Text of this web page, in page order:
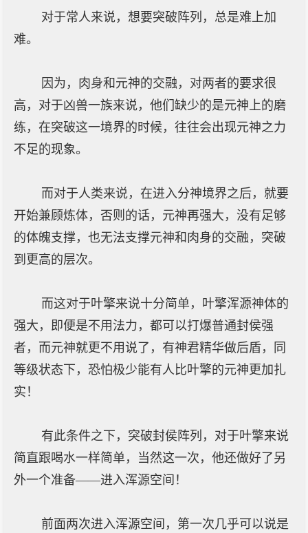
对于常人来说，想要突破阵列，总是难上加
难。
因为，肉身和元神的交融，对两者的要求很
高，对于凶兽一族来说，他们缺少的是元神上的磨
练，在突破这一境界的时候，往往会出现元神之力
不足的现象。
而对于人类来说，在进入分神境界之后，就要
开始兼顾炼体，否则的话，元神再强大，没有足够
的体魄支撑，也无法支撑元神和肉身的交融，突破
到更高的层次。
而这对于叶擎来说十分简单，叶擎浑源神体的
强大，即便是不用法力，都可以打爆普通封侯强
者，而元神就更不用说了，有神君精华做后盾，同
等级状态下，恐怕极少能有人比叶擎的元神更加扎
实！
有此条件之下，突破封侯阵列，对于叶擎来说
简直跟喝水一样简单，当然这一次，他还做好了另
外一个准备——进入浑源空间！
前面两次进入浑源空间，第一次几乎可以说是